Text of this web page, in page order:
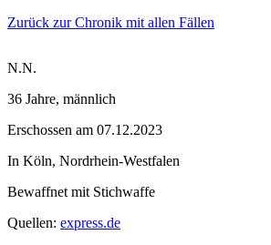
Zurück zur Chronik mit allen Fällen
N.N.
36 Jahre, männlich
Erschossen am 07.12.2023
In Köln, Nordrhein-Westfalen
Bewaffnet mit Stichwaffe
Quellen: express.de